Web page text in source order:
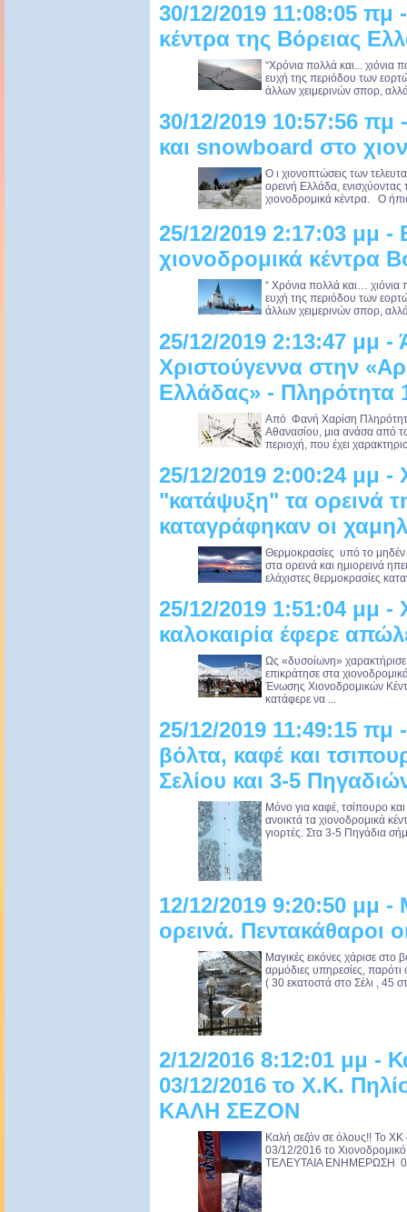
30/12/2019 11:08:05 πμ
κέντρα της Βόρειας
“Χρόνια πολλά και... χιόνια
ευχή της περιόδου των
άλλων χειμερινών σπορ,
30/12/2019 10:57:56 πμ
και snowboard στο
Ο ι χιονοπτώσεις των
ορεινή Ελλάδα, ενισχύοντας
χιονοδρομικά κέντρα. Ο
25/12/2019 2:17:03 μμ -
χιονοδρομικά κέντρα
“ Χρόνια πολλά και… χιόνια
ευχή της περιόδου των
άλλων χειμερινών σπορ,
25/12/2019 2:13:47 μμ -
Χριστούγεννα στην
Ελλάδας» - Πληρότητα
Από Φανή Χαρίση
Αθανασίου, μια ανάσα από
περιοχή, που έχει
25/12/2019 2:00:24 μμ -
"κατάψυξη" τα ορεινά
καταγράφηκαν οι
Θερμοκρασίες υπό το
στα ορεινά και ημιορεινά
ελάχιστες θερμοκρασίες
25/12/2019 1:51:04 μμ -
καλοκαιρία έφερε
Ως «δυσοίωνη»
επικράτησε στα
Ένωσης Χιονοδρομικών
κατάφερε να ...
25/12/2019 11:49:15 πμ
βόλτα, καφέ και
Σελίου και 3-5
Μόνο για καφέ, τσίπουρο και
ανοικτά τα χιονοδρομικά
γιορτές. Στα 3-5 Πηγάδια
12/12/2019 9:20:50 μμ -
ορεινά. Πεντακάθαροι
Μαγικές εικόνες χάρισε στο
αρμόδιες υπηρεσίες,
( 30 εκατοστά στο Σέλι , 45
2/12/2016 8:12:01 μμ -
03/12/2016 το Χ.Κ.
ΚΑΛΗ ΣΕΖΟΝ
Kαλή σεζόν σε όλους!! Το ΧΚ
03/12/2016 το
ΤΕΛΕΥΤΑΙΑ ΕΝΗΜΕΡΩΣΗ 02/